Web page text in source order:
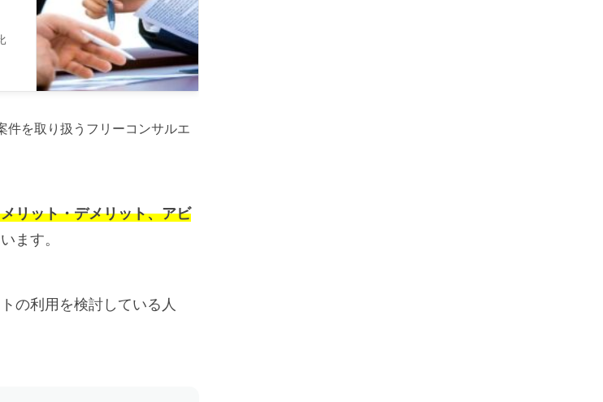
件を取り扱うフリーコンサルエ
リット・デメリット、アビ
ます。
の利用を検討している人